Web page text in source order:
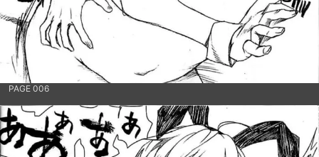
PAGE 006